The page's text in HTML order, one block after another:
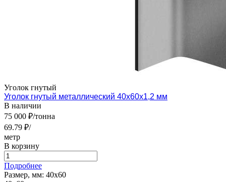
Уголок гнутый
Уголок гнутый металлический 40х60х1,2 мм
В наличии
75 000 ₽/тонна
69.79 ₽/
метр
В корзину
Подробнее
Размер, мм: 40х60